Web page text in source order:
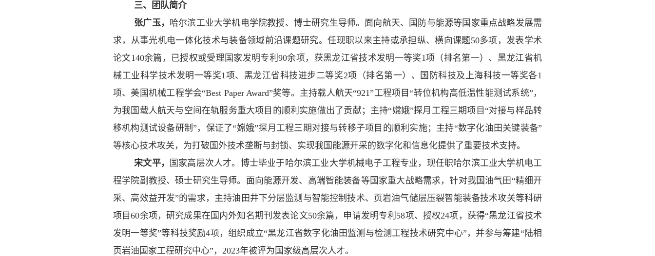
三、团队简介
张广玉， 哈尔滨工业大学机电学院教授、博士研究生导师。面向航天、国防与能源等国家重点战略发展需
求，从事光机电一体化技术与装备领域前沿课题研究。任现职以来主持或承担纵、横向课题50多项，发表学术
论文140余篇，已授权或受理国家发明专利90余项，获黑龙江省技术发明一等奖1项（排名第一）、黑龙江省机
械工业科学技术发明一等奖1项、黑龙江省科技进步二等奖2项（排名第一）、国防科技及上海科技一等奖各1
项、美国机械工程学会“Best Paper Award”奖等。主持载人航天“921”工程项目“转位机构高低温性能测试系统”，
为我国载人航天与空间在轨服务重大项目的顺利实施做出了贡献； 主持“嫦娥”探月工程三期项目“对接与样品转
移机构测试设备研制”，保证了“嫦娥”探月工程三期对接与转移子项目的顺利实施； 主持“数字化油田关键装备”
等核心技术攻关， 为打破国外技术垄断与封锁、实现我国能源开采的数字化和信息化提供了重要技术支持。
宋文平，
国家高层次人才。博士毕业于哈尔滨工业大学机械电子工程专业，现任职哈尔滨工业大学机电工
程学院副教授、硕士研究生导师。面向能源开发、高端智能装备等国家重大战略需求，针对我国油气田“精细开
采、高效益开发”的需求，主持油田井下分层监测与智能控制技术、页岩油气储层压裂智能装备技术攻关等科研
项目60余项，研究成果在国内外知名期刊发表论文50余篇 ， 申请发明专利 58项、授权24项，获得“黑龙江省技术
发明一等奖”等科技奖励4项，组织成立“黑龙江省数字化油田监测与检测工程技术研究中心”，并参与筹建“陆相
页岩油国家工程研究中心”， 2023年被评为国家级高层次人才。